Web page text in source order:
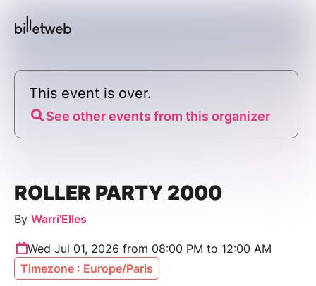
This event is over.
See other events from this organizer
ROLLER PARTY 2000
By Warri'Elles
Wed Jul 01, 2026 from 08:00 PM to 12:00 AM
Timezone : Europe/Paris